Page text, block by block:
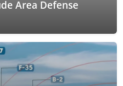
Area Defense